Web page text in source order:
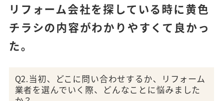
リフォーム会社を探している時に黄色
チラシの内容がわかりやすくて良かっ
た。
Q2.当初、どこに問い合わせするか、リフォーム
業者を選んでいく際、どんなことに悩みました